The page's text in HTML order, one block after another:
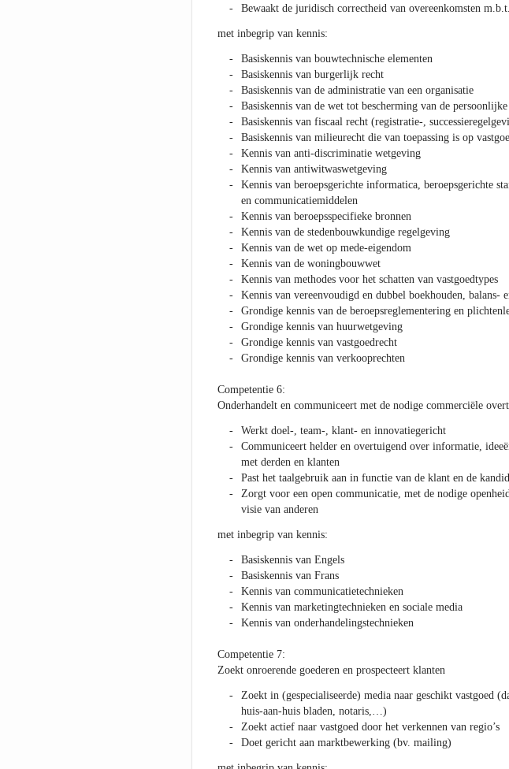
Bewaakt de juridisch correctheid van overeenkomsten
met inbegrip van kennis:
Basiskennis van bouwtechnische elementen
Basiskennis van burgerlijk recht
Basiskennis van de administratie van een organisatie
Basiskennis van de wet tot bescherming van de persoonlijke
Basiskennis van fiscaal recht (registratie-,
Basiskennis van milieurecht die van toepassing is op
Kennis van anti-discriminatie wetgeving
Kennis van antiwitwaswetgeving
Kennis van beroepsgerichte informatica, beroepsgerichte
en communicatiemiddelen
Kennis van beroepsspecifieke bronnen
Kennis van de stedenbouwkundige regelgeving
Kennis van de wet op mede-eigendom
Kennis van de woningbouwwet
Kennis van methodes voor het schatten van vastgoedtypes
Kennis van vereenvoudigd en dubbel boekhouden, balans-
Grondige kennis van de beroepsreglementering en
Grondige kennis van huurwetgeving
Grondige kennis van vastgoedrecht
Grondige kennis van verkooprechten
Competentie 6:
Onderhandelt en communiceert met de nodige commerciële
Werkt doel-, team-, klant- en innovatiegericht
Communiceert helder en overtuigend over informatie,
met derden en klanten
Past het taalgebruik aan in functie van de klant en de
Zorgt voor een open communicatie, met de nodige
visie van anderen
met inbegrip van kennis:
Basiskennis van Engels
Basiskennis van Frans
Kennis van communicatietechnieken
Kennis van marketingtechnieken en sociale media
Kennis van onderhandelingstechnieken
Competentie 7:
Zoekt onroerende goederen en prospecteert klanten
Zoekt in (gespecialiseerde) media naar geschikt vastgoed
huis-aan-huis bladen, notaris,…)
Zoekt actief naar vastgoed door het verkennen van regio’s
Doet gericht aan marktbewerking (bv. mailing)